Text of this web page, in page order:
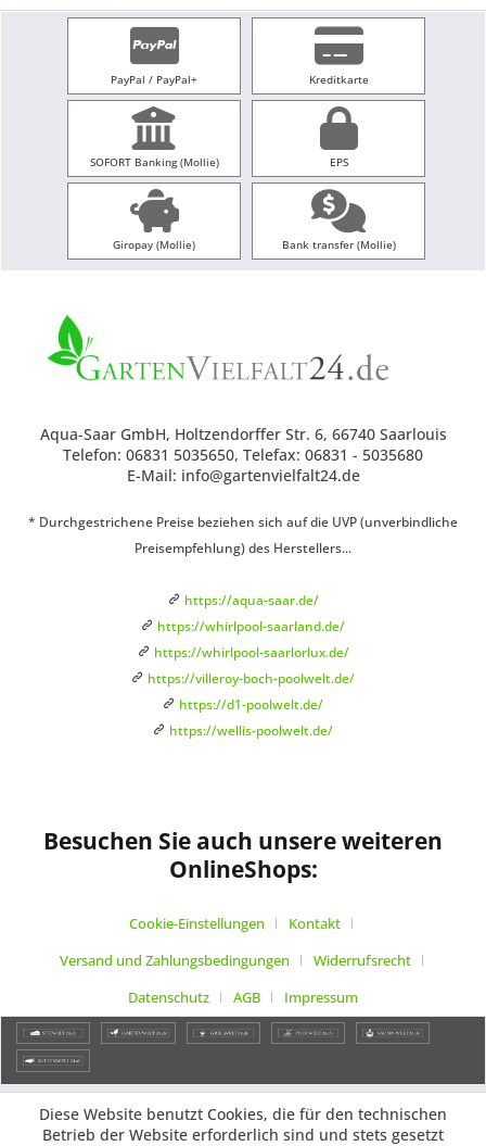
PayPal / PayPal+ Kreditkarte
SOFORT Banking (Mollie) EPS
Giropay (Mollie) Bank transfer (Mollie)
Aqua-Saar GmbH, Holtzendorffer Str. 6, 66740 Saarlouis
Telefon: 06831 5035650, Telefax: 06831 - 5035680
E-Mail: info@gartenvielfalt24.de
* Durchgestrichene Preise beziehen sich auf die UVP (unverbindliche
Preisempfehlung) des Herstellers...
https://aqua-saar.de/
https://whirlpool-saarland.de/
https://whirlpool-saarlorlux.de/
https://villeroy-boch-poolwelt.de/
https://d1-poolwelt.de/
https://wellis-poolwelt.de/
Besuchen Sie auch unsere weiteren
OnlineShops:
Cookie-Einstellungen
Kontakt
Versand und Zahlungsbedingungen
Widerrufsrecht
Datenschutz
AGB Impressum
Diese Website benutzt Cookies, die für den technischen
Betrieb der Website erforderlich sind und stets gesetzt